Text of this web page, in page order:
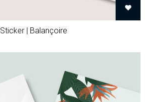
Sticker | Balançoire